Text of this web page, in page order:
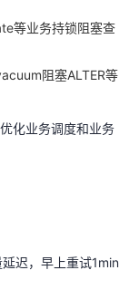
等业务持锁阻塞查
阻塞ALTER等
化业务调度和业务
迟，早上重试1min